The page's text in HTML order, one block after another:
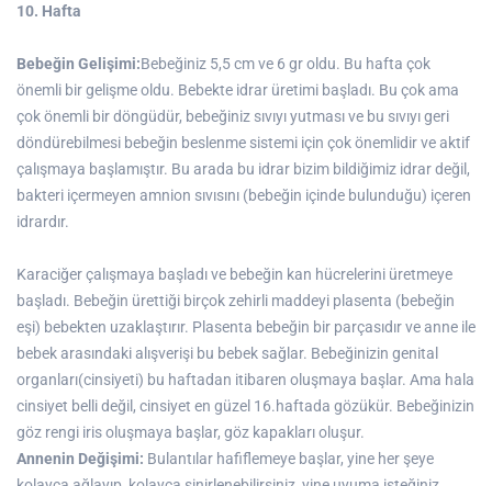
10. Hafta
Bebeğin Gelişimi:Bebeğiniz 5,5 cm ve 6 gr oldu. Bu hafta çok
önemli bir gelişme oldu. Bebekte idrar üretimi başladı. Bu çok ama
çok önemli bir döngüdür, bebeğiniz sıvıyı yutması ve bu sıvıyı geri
döndürebilmesi bebeğin beslenme sistemi için çok önemlidir ve aktif
çalışmaya başlamıştır. Bu arada bu idrar bizim bildiğimiz idrar değil,
bakteri içermeyen amnion sıvısını (bebeğin içinde bulunduğu) içeren
idrardır.
Karaciğer çalışmaya başladı ve bebeğin kan hücrelerini üretmeye
başladı. Bebeğin ürettiği birçok zehirli maddeyi plasenta (bebeğin
eşi) bebekten uzaklaştırır. Plasenta bebeğin bir parçasıdır ve anne ile
bebek arasındaki alışverişi bu bebek sağlar. Bebeğinizin genital
organları(cinsiyeti) bu haftadan itibaren oluşmaya başlar. Ama hala
cinsiyet belli değil, cinsiyet en güzel 16.haftada gözükür. Bebeğinizin
göz rengi iris oluşmaya başlar, göz kapakları oluşur.
Annenin Değişimi: Bulantılar hafiflemeye başlar, yine her şeye